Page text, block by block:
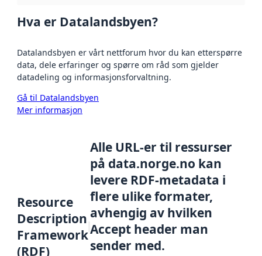
Hva er Datalandsbyen?
Datalandsbyen er vårt nettforum hvor du kan etterspørre
data, dele erfaringer og spørre om råd som gjelder
datadeling og informasjonsforvaltning.
Gå til Datalandsbyen
Mer informasjon
Resource
Description
Framework
(RDF)
Alle URL-er til ressurser
på data.norge.no kan
levere RDF-metadata i
flere ulike formater,
avhengig av hvilken
Accept header man
sender med.